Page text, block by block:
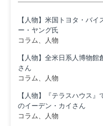
【人物】米国トヨタ・バ
ー・ヤング氏
コラム、人物
【人物】全米日系人博物
さん
コラム、人物
【人物】『テラスハウス
のイーデン・カイさん
コラム、人物